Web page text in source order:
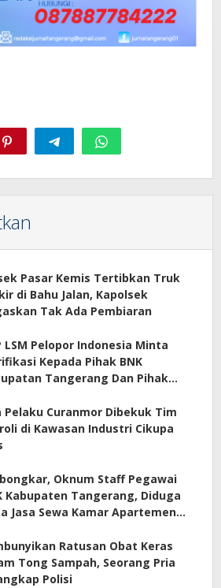
Pasar Kemis Tertibkan Truk
di Bahu Jalan, Kapolsek
Tak Ada Pembiaran
LSM Pelopor Indonesia Minta
Kepada Pihak BNK
Tangerang Dan Pihak
Sewa Kamar Per Jam
Pelaku Curanmor Dibekuk Tim
di Kawasan Industri Cikupa
Oknum Staff Pegawai
Kabupaten Tangerang, Diduga
Jasa Sewa Kamar Apartemen
Ratusan Obat Keras
Tong Sampah, Seorang Pria
Polisi